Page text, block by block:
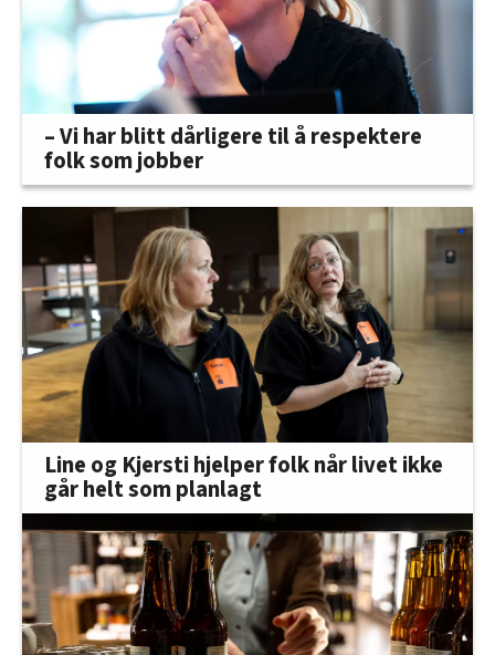
– Vi har blitt dårligere til å respektere
folk som jobber
Line og Kjersti hjelper folk når livet ikke
går helt som planlagt